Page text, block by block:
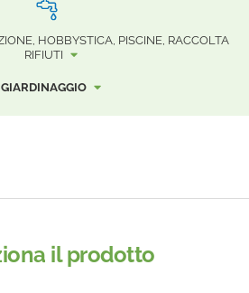
HOBBYSTICA, PISCINE, RACCOLTA
RIFIUTI
GIARDINAGGIO
il prodotto